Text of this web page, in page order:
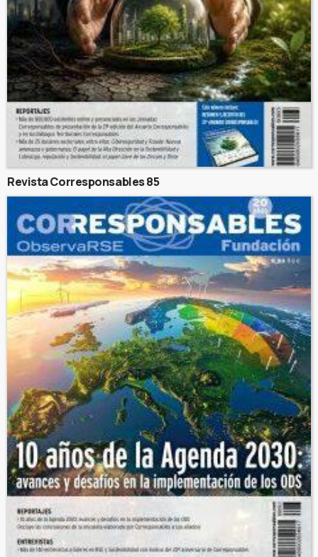
Revista Corresponsables 85